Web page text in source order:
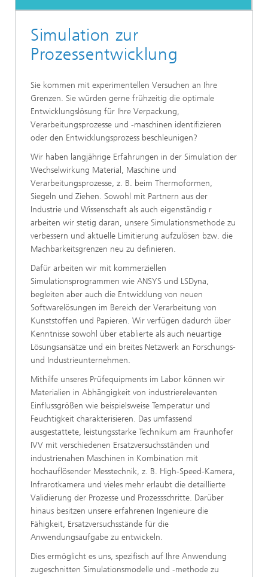
Simulation zur
Prozessentwicklung
Sie kommen mit experimentellen Versuchen an Ihre
Grenzen. Sie würden gerne frühzeitig die optimale
Entwicklungslösung für Ihre Verpackung,
Verarbeitungsprozesse und -maschinen identifizieren
oder den Entwicklungsprozess beschleunigen?
Wir haben langjährige Erfahrungen in der Simulation der
Wechselwirkung Material, Maschine und
Verarbeitungsprozesse, z. B. beim Thermoformen,
Siegeln und Ziehen. Sowohl mit Partnern aus der
Industrie und Wissenschaft als auch eigenständig r
arbeiten wir stetig daran, unsere Simulationsmethode zu
verbessern und aktuelle Limitierung aufzulösen bzw. die
Machbarkeitsgrenzen neu zu definieren.
Dafür arbeiten wir mit kommerziellen
Simulationsprogrammen wie ANSYS und LSDyna,
begleiten aber auch die Entwicklung von neuen
Softwarelösungen im Bereich der Verarbeitung von
Kunststoffen und Papieren. Wir verfügen dadurch über
Kenntnisse sowohl über etablierte als auch neuartige
Lösungsansätze und ein breites Netzwerk an Forschungs-
und Industrieunternehmen.
Mithilfe unseres Prüfequipments im Labor können wir
Materialien in Abhängigkeit von industrierelevanten
Einflussgrößen wie beispielsweise Temperatur und
Feuchtigkeit charakterisieren. Das umfassend
ausgestattete, leistungsstarke Technikum am Fraunhofer
IVV mit verschiedenen Ersatzversuchsständen und
industrienahen Maschinen in Kombination mit
hochauflösender Messtechnik, z. B. High-Speed-Kamera,
Infrarotkamera und vieles mehr erlaubt die detaillierte
Validierung der Prozesse und Prozessschritte. Darüber
hinaus besitzen unsere erfahrenen Ingenieure die
Fähigkeit, Ersatzversuchsstände für die
Anwendungsaufgabe zu entwickeln.
Dies ermöglicht es uns, spezifisch auf Ihre Anwendung
zugeschnitten Simulationsmodelle und -methode zu